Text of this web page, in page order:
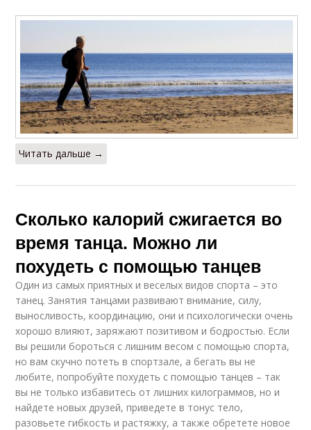
Калории за
тренировку
Калории при езде
Ходьба для
похудения
Калории при беге
Калории для
стройности
Читать дальше →
Сколько калорий сжигается во
время танца. Можно ли
похудеть с помощью танцев
Один из самых приятных и веселых видов спорта – это
танец. Занятия танцами развивают внимание, силу,
выносливость, координацию, они и психологически очень
хорошо влияют, заряжают позитивом и бодростью. Если
вы решили бороться с лишним весом с помощью спорта,
но вам скучно потеть в спортзале, а бегать вы не
любите, попробуйте похудеть с помощью танцев – так
вы не только избавитесь от лишних килограммов, но и
найдете новых друзей, приведете в тонус тело,
разовьете гибкость и растяжку, а также обретете новое